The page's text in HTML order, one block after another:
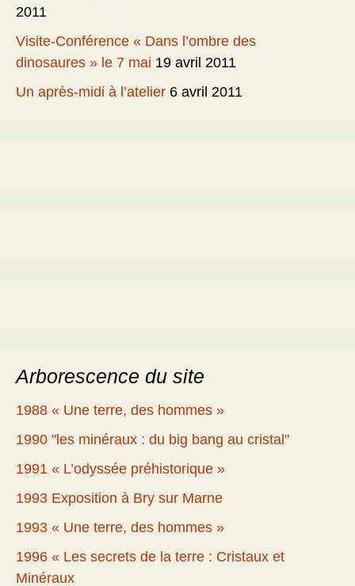
2011
Visite-Conférence « Dans l’ombre des
dinosaures » le 7 mai 19 avril 2011
Un après-midi à l’atelier 6 avril 2011
Arborescence du site
1988 « Une terre, des hommes »
1990 "les minéraux : du big bang au cristal"
1991 « L’odyssée préhistorique »
1993 Exposition à Bry sur Marne
1993 « Une terre, des hommes »
1996 « Les secrets de la terre : Cristaux et
Minéraux